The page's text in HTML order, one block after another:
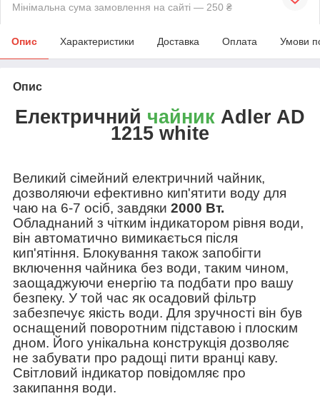
Мінімальна сума замовлення на сайті — 250 ₴
Опис Характеристики Доставка Оплата Умови
Опис
Електричний чайник Adler AD
1215 white
Великий сімейний електричний чайник,
дозволяючи ефективно кип'ятити воду для
чаю на 6-7 осіб, завдяки 2000 Вт.
Обладнаний з чітким індикатором рівня води,
він автоматично вимикається після
кип'ятіння. Блокування також запобігти
включення чайника без води, таким чином,
заощаджуючи енергію та подбати про вашу
безпеку. У той час як осадовий фільтр
забезпечує якість води. Для зручності він був
оснащений поворотним підставою і плоским
дном. Його унікальна конструкція дозволяє
не забувати про радощі пити вранці каву.
Світловий індикатор повідомляє про
закипання води.